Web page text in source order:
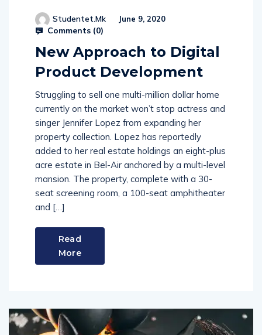
Studentet.mk June 9, 2020
Comments (0)
New Approach to Digital
Product Development
Struggling to sell one multi-million dollar home
currently on the market won’t stop actress and
singer Jennifer Lopez from expanding her
property collection. Lopez has reportedly
added to her real estate holdings an eight-plus
acre estate in Bel-Air anchored by a multi-level
mansion. The property, complete with a 30-
seat screening room, a 100-seat amphitheater
and […]
Read
More